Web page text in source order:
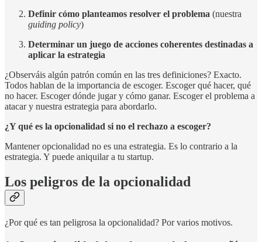
Definir cómo planteamos resolver el problema (nuestra
guiding policy)
Determinar un juego de acciones coherentes destinadas a
aplicar la estrategia
¿Observáis algún patrón común en las tres definiciones? Exacto.
Todos hablan de la importancia de escoger. Escoger qué hacer, qué
no hacer. Escoger dónde jugar y cómo ganar. Escoger el problema a
atacar y nuestra estrategia para abordarlo.
¿Y qué es la opcionalidad si no el rechazo a escoger?
Mantener opcionalidad no es una estrategia. Es lo contrario a la
estrategia. Y puede aniquilar a tu startup.
Los peligros de la opcionalidad
¿Por qué es tan peligrosa la opcionalidad? Por varios motivos.